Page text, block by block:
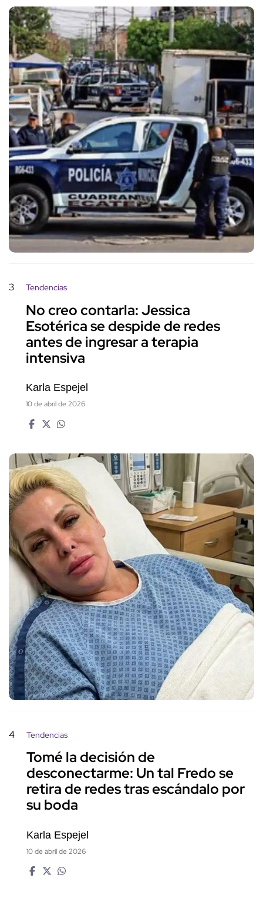
3 Tendencias
No creo contarla: Jessica
Esotérica se despide de redes
antes de ingresar a terapia
intensiva
Karla Espejel
10 de abril de 2026
4 Tendencias
Tomé la decisión de
desconectarme: Un tal Fredo se
retira de redes tras escándalo por
su boda
Karla Espejel
10 de abril de 2026